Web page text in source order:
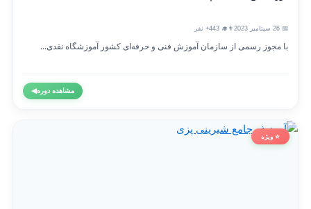
👨‍🎓 443+ نفر
با مجوز رسمی از سازمان آموزش فنی و حرفه‌ای کشور آموزشگاه نقدی...
مشاهده دوره◀
⭐ ویژه